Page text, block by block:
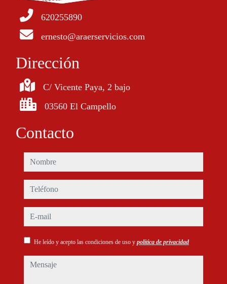
620255890
ernesto@araerservicios.com
Dirección
C/ Vicente Paya, 2 bajo
03560 El Campello
Contacto
nombre
teléfono
e-mail
He leído y acepto las condiciones de uso y política de privacidad
mensaje